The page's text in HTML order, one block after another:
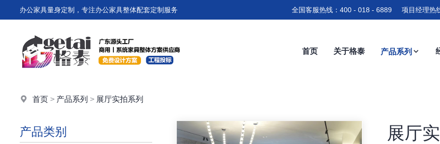
办公家具量身定制，专注办公家具整体配套定制服务
首页 关于格泰 产品系列
全国客服热线：400 - 018 - 6889 项目经理热
首页 > 产品系列 > 展厅实拍系列
产品类别 展厅